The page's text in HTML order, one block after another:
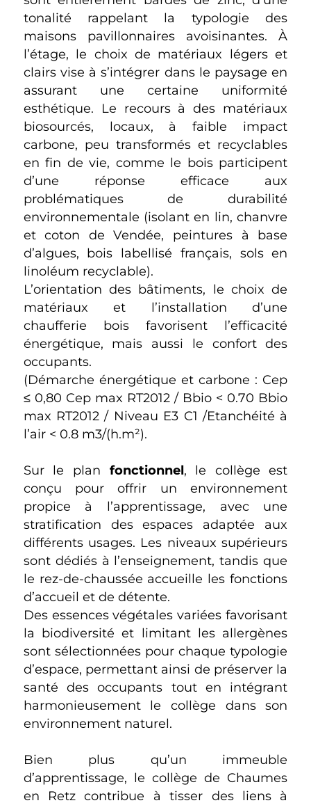
tonalité rappelant la typologie des
maisons pavillonnaires avoisinantes. À
l’étage, le choix de matériaux légers et
clairs vise à s’intégrer dans le paysage en
assurant une certaine uniformité
esthétique. Le recours à des matériaux
biosourcés, locaux, à faible impact
carbone, peu transformés et recyclables
en fin de vie, comme le bois participent
d’une réponse efficace aux
problématiques de durabilité
environnementale (isolant en lin, chanvre
et coton de Vendée, peintures à base
d’algues, bois labellisé français, sols en
linoléum recyclable).
L’orientation des bâtiments, le choix de
matériaux et l’installation d’une
chaufferie bois favorisent l’efficacité
énergétique, mais aussi le confort des
occupants.
(Démarche énergétique et carbone : Cep
≤ 0,80 Cep max RT2012 / Bbio < 0.70 Bbio
max RT2012 / Niveau E3 C1 /Etanchéité à
l’air < 0.8 m3/(h.m²).
Sur le plan fonctionnel, le collège est
conçu pour offrir un environnement
propice à l’apprentissage, avec une
stratification des espaces adaptée aux
différents usages. Les niveaux supérieurs
sont dédiés à l’enseignement, tandis que
le rez-de-chaussée accueille les fonctions
d’accueil et de détente.
Des essences végétales variées favorisant
la biodiversité et limitant les allergènes
sont sélectionnées pour chaque typologie
d’espace, permettant ainsi de préserver la
santé des occupants tout en intégrant
harmonieusement le collège dans son
environnement naturel.
Bien plus qu’un immeuble
d’apprentissage, le collège de Chaumes
en Retz contribue à tisser des liens à